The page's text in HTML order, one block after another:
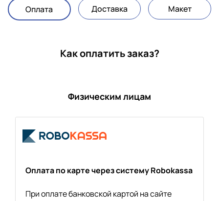
Оплата Доставка Макет
Как оплатить заказ?
Физическим лицам
Оплата по карте через систему Robokassa
При оплате банковской картой на сайте